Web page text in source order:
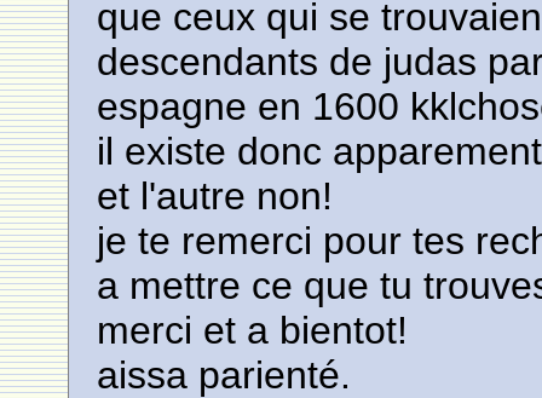
que ceux qui se
descendants de judas
espagne en 1600
il existe donc
et l'autre non!
je te remerci pour tes
a mettre ce que tu
merci et a bientot!
aissa parienté.